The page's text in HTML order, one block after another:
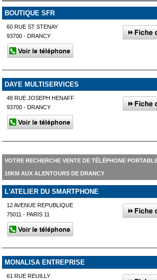
BOUTIQUE SFR
60 RUE ST STENAY
93700 - DRANCY
DAYE MULTISERVICES
48 RUE JOSEPH HENAFF
93700 - DRANCY
VOTRE RECHERCHE VENTE DE TÉLÉPHONE
10KM AUX ALENTOURS DE DRANCY
L'ATELIER DU SMARTPHONE
12 AVENUE REPUBLIQUE
75011 - PARIS 11
MONALISA ENTREPRISE
61 RUE REUILLY